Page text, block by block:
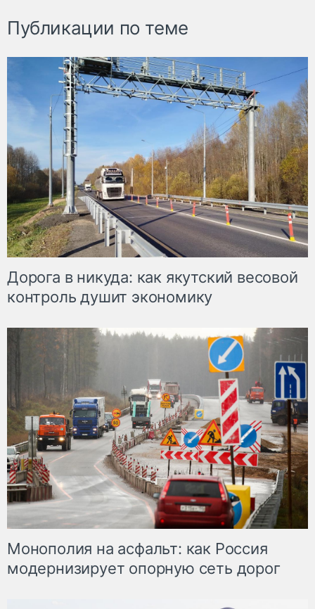
Публикации по теме
Дорога в никуда: как якутский весовой
контроль душит экономику
Монополия на асфальт: как Россия
модернизирует опорную сеть дорог